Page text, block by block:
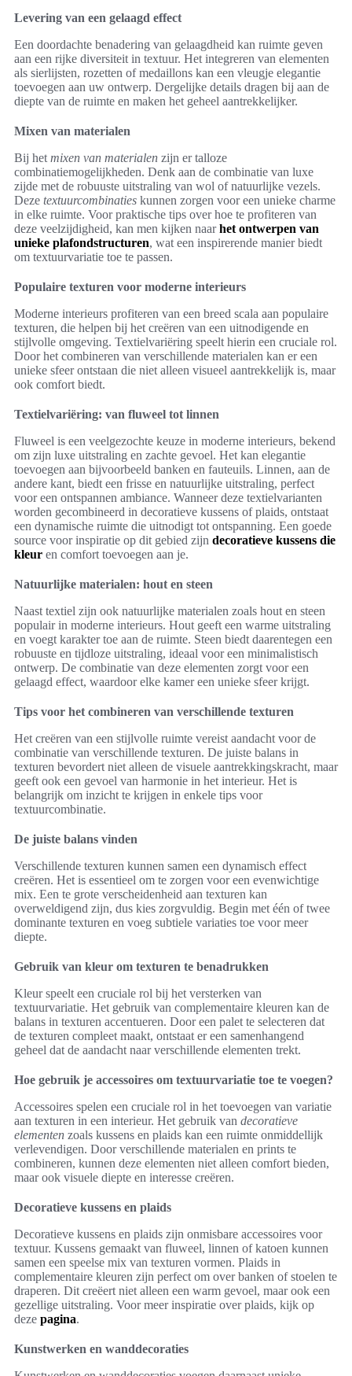
Levering van een gelaagd effect
Een doordachte benadering van gelaagdheid kan ruimte geven
aan een rijke diversiteit in textuur. Het integreren van elementen
als sierlijsten, rozetten of medaillons kan een vleugje elegantie
toevoegen aan uw ontwerp. Dergelijke details dragen bij aan de
diepte van de ruimte en maken het geheel aantrekkelijker.
Mixen van materialen
Bij het mixen van materialen zijn er talloze
combinatiemogelijkheden. Denk aan de combinatie van luxe
zijde met de robuuste uitstraling van wol of natuurlijke vezels.
Deze textuurcombinaties kunnen zorgen voor een unieke charme
in elke ruimte. Voor praktische tips over hoe te profiteren van
deze veelzijdigheid, kan men kijken naarhet ontwerpen van
unieke plafondstructuren, wat een inspirerende manier biedt
om textuurvariatie toe te passen.
Populaire texturen voor moderne interieurs
Moderne interieurs profiteren van een breed scala aan populaire
texturen, die helpen bij het creëren van een uitnodigende en
stijlvolle omgeving. Textielvariëring speelt hierin een cruciale rol.
Door het combineren van verschillende materialen kan er een
unieke sfeer ontstaan die niet alleen visueel aantrekkelijk is, maar
ook comfort biedt.
Textielvariëring: van fluweel tot linnen
Fluweel is een veelgezochte keuze in moderne interieurs, bekend
om zijn luxe uitstraling en zachte gevoel. Het kan elegantie
toevoegen aan bijvoorbeeld banken en fauteuils. Linnen, aan de
andere kant, biedt een frisse en natuurlijke uitstraling, perfect
voor een ontspannen ambiance. Wanneer deze textielvarianten
worden gecombineerd in decoratieve kussens of plaids, ontstaat
een dynamische ruimte die uitnodigt tot ontspanning. Een goede
source voor inspiratie op dit gebied zijn decoratieve kussens die
kleur en comfort toevoegen aan je.
Natuurlijke materialen: hout en steen
Naast textiel zijn ook natuurlijke materialen zoals hout en steen
populair in moderne interieurs. Hout geeft een warme uitstraling
en voegt karakter toe aan de ruimte. Steen biedt daarentegen een
robuuste en tijdloze uitstraling, ideaal voor een minimalistisch
ontwerp. De combinatie van deze elementen zorgt voor een
gelaagd effect, waardoor elke kamer een unieke sfeer krijgt.
Tips voor het combineren van verschillende texturen
Het creëren van een stijlvolle ruimte vereist aandacht voor de
combinatie van verschillende texturen. De juiste balans in
texturen bevordert niet alleen de visuele aantrekkingskracht, maar
geeft ook een gevoel van harmonie in het interieur. Het is
belangrijk om inzicht te krijgen in enkele tips voor
textuurcombinatie.
De juiste balans vinden
Verschillende texturen kunnen samen een dynamisch effect
creëren. Het is essentieel om te zorgen voor een evenwichtige
mix. Een te grote verscheidenheid aan texturen kan
overweldigend zijn, dus kies zorgvuldig. Begin met één of twee
dominante texturen en voeg subtiele variaties toe voor meer
diepte.
Gebruik van kleur om texturen te benadrukken
Kleur speelt een cruciale rol bij het versterken van
textuurvariatie. Het gebruik van complementaire kleuren kan de
balans in texturen accentueren. Door een palet te selecteren dat
de texturen compleet maakt, ontstaat er een samenhangend
geheel dat de aandacht naar verschillende elementen trekt.
Hoe gebruik je accessoires om textuurvariatie toe te voegen?
Accessoires spelen een cruciale rol in het toevoegen van variatie
aan texturen in een interieur. Het gebruik van decoratieve
elementen zoals kussens en plaids kan een ruimte onmiddellijk
verlevendigen. Door verschillende materialen en prints te
combineren, kunnen deze elementen niet alleen comfort bieden,
maar ook visuele diepte en interesse creëren.
Decoratieve kussens en plaids
Decoratieve kussens en plaids zijn onmisbare accessoires voor
textuur. Kussens gemaakt van fluweel, linnen of katoen kunnen
samen een speelse mix van texturen vormen. Plaids in
complementaire kleuren zijn perfect om over banken of stoelen te
draperen. Dit creëert niet alleen een warm gevoel, maar ook een
gezellige uitstraling. Voor meer inspiratie over plaids, kijk op
deze pagina.
Kunstwerken en wanddecoraties